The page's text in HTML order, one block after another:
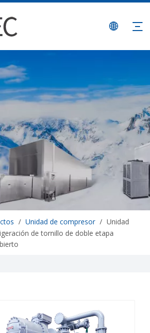
/ Unidad de compresor / Unidad
de tornillo de doble etapa